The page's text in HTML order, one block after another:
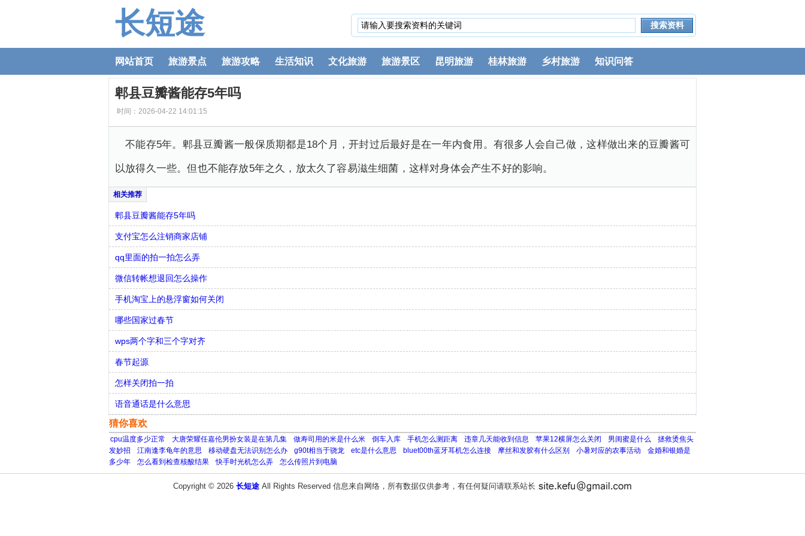
长短途
网站首页 旅游景点 旅游攻略 生活知识 文化旅游 旅游景区 昆明旅游 桂林旅游 乡村旅游 知识问答
郫县豆瓣酱能存5年吗
时间：2026-04-22 14:01:15
不能存5年。郫县豆瓣酱一般保质期都是18个月，开封过后最好是在一年内食用。有很多人会自己做，这样做出来的豆瓣酱可
以放得久一些。但也不能存放5年之久，放太久了容易滋生细菌，这样对身体会产生不好的影响。
郫县豆瓣酱能存5年吗
支付宝怎么注销商家店铺
qq里面的拍一拍怎么弄
微信转帐想退回怎么操作
手机淘宝上的悬浮窗如何关闭
哪些国家过春节
wps两个字和三个字对齐
春节起源
怎样关闭拍一拍
语音通话是什么意思
猜你喜欢
cpu温度多少正常 大唐荣耀任嘉伦男扮女装是在第几集 做寿司用的米是什么米 倒车入库 手机怎么测距离 违章几天能收到信息 苹果12横屏怎么关闭 男闺蜜是什么
拯救烫焦头
发妙招
江南逢李龟年的意思 移动硬盘无法识别怎么办 g90t相当于骁龙 etc是什么意思 bluet00th蓝牙耳机怎么连接 摩丝和发胶有什么区别 小暑对应的农事活动
金婚和银婚是
多少年
怎么看到检查核酸结果 快手时光机怎么弄 怎么传照片到电脑
Copyright © 2026 长短途All Rights Reserved 信息来自网络，所有数据仅供参考，有任何疑问请联系站长